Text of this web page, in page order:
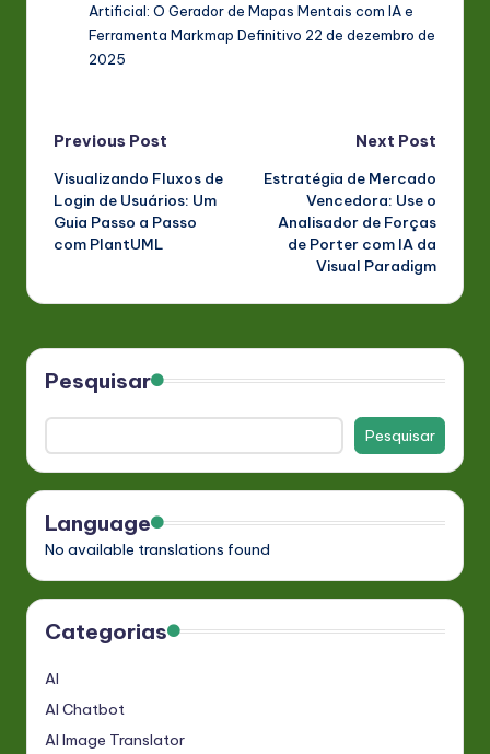
Artificial: O Gerador de Mapas Mentais com IA e
Ferramenta Markmap Definitivo 22 de dezembro de
2025
Post
navigation
Previous Post
Visualizando Fluxos de
Login de Usuários: Um
Guia Passo a Passo
com PlantUML
Next Post
Estratégia de Mercado
Vencedora: Use o
Analisador de Forças
de Porter com IA da
Visual Paradigm
Pesquisar
Pesquisar
Language
No available translations found
Categorias
AI
AI Chatbot
AI Image Translator